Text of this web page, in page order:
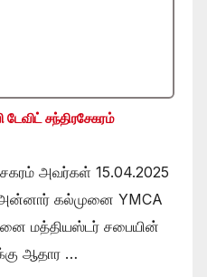
சந்திரசேகரம்
அவர்கள் 15.04.2025
கல்முனை YMCA
மத்தியஸ்டர் சபையின்
ஆதார …